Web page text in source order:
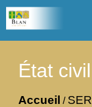
État civil
Accueil /